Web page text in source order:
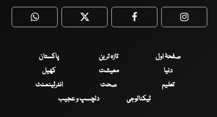
WhatsApp Twitter Facebook
صفحۂ اول تازہ ترین
پاکستان
دنیا
معیشت
کھیل
تعلیم
صحت
انٹرٹینمنٹ
ٹیکنالوجی
دلچسپ و عجیب